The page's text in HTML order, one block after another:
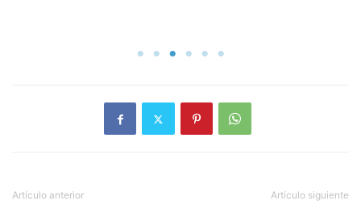
Artículo anterior Artículo siguiente